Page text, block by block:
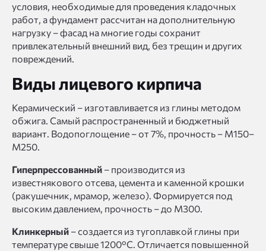
условия, необходимые для проведения кладочных
работ, а фундамент рассчитан на дополнительную
нагрузку – фасад на многие годы сохранит
привлекательный внешний вид, без трещин и других
повреждений.
Виды лицевого кирпича
Керамический – изготавливается из глины методом
обжига. Самый распространенный и бюджетный
вариант. Водопоглощение – от 7%, прочность – М150–
М250.
Гиперпрессованный – производится из
известнякового отсева, цемента и каменной крошки
(ракушечник, мрамор, железо). Формируется под
высоким давлением, прочность – до М300.
Клинкерный – создается из тугоплавкой глины при
температуре свыше 1200°C. Отличается повышенной